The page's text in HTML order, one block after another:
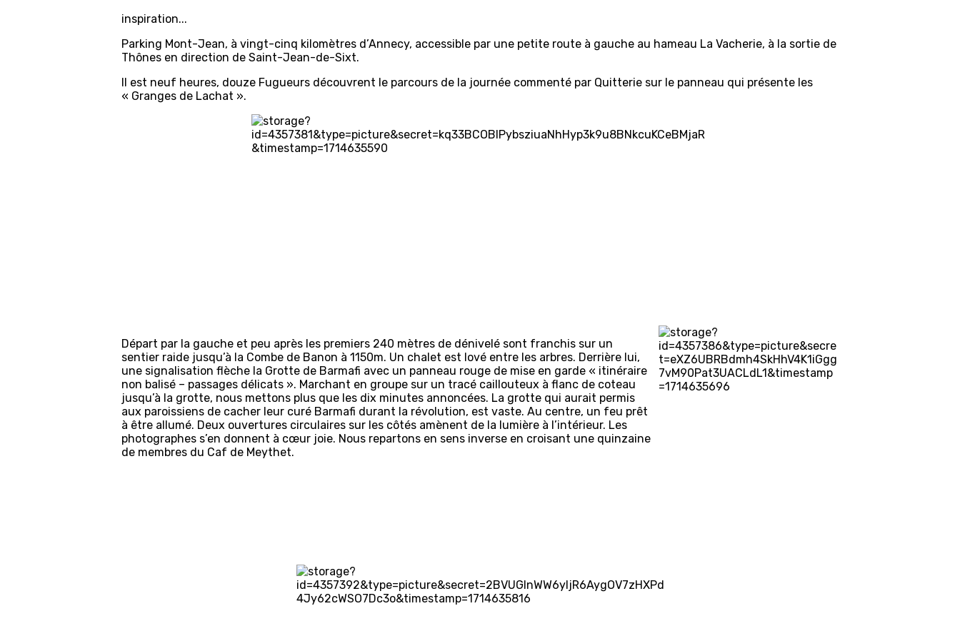
inspiration...
Parking Mont-Jean, à vingt-cinq kilomètres d’Annecy, accessible par une petite route à gauche au hameau La Vacherie, à la sortie de
Thônes en direction de Saint-Jean-de-Sixt.
Il est neuf heures, douze Fugueurs découvrent le parcours de la journée commenté par Quitterie sur le panneau qui présente les
« Granges de Lachat ».
Départ par la gauche et peu après les premiers 240 mètres de dénivelé sont franchis sur un
sentier raide jusqu’à la Combe de Banon à 1150m. Un chalet est lové entre les arbres. Derrière lui,
une signalisation flèche la Grotte de Barmafi avec un panneau rouge de mise en garde « itinéraire
non balisé – passages délicats ». Marchant en groupe sur un tracé caillouteux à flanc de coteau
jusqu’à la grotte, nous mettons plus que les dix minutes annoncées. La grotte qui aurait permis
aux paroissiens de cacher leur curé Barmafi durant la révolution, est vaste. Au centre, un feu prêt
à être allumé. Deux ouvertures circulaires sur les côtés amènent de la lumière à l’intérieur. Les
photographes s’en donnent à cœur joie. Nous repartons en sens inverse en croisant une quinzaine
de membres du Caf de Meythet.